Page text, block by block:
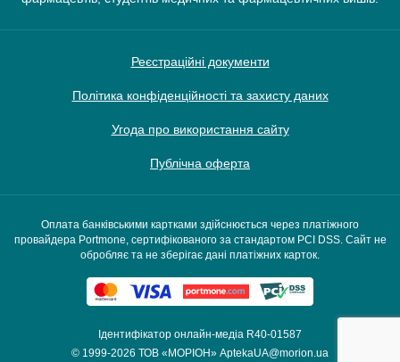
Реєстраційні документи
Політика конфіденційності та захисту даних
Угода про використання сайту
Публічна оферта
Ідентифікатор онлайн-медіа R40-01587
© 1999-2026 ТОВ «МОРІОН» AptekaUA@morion.ua
Оплата банківськими картками здійснюється через платіжного
провайдера Portmone, сертифікованого за стандартом PCI DSS. Сайт не
обробляє та не зберігає дані платіжних карток.